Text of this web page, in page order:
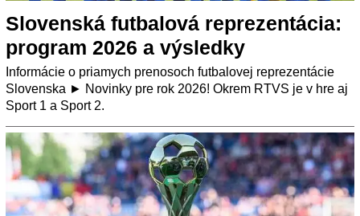
Slovenská futbalová reprezentácia:
program 2026 a výsledky
Informácie o priamych prenosoch futbalovej reprezentácie
Slovenska ► Novinky pre rok 2026! Okrem RTVS je v hre aj
Sport 1 a Sport 2.